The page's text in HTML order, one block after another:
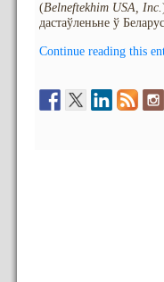
(Belneftekhim USA, Inc.
дастаўленьне ў
Continue reading this